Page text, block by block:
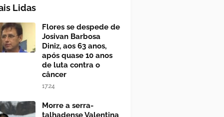
Lidas
Flores se despede de
Josivan Barbosa
Diniz, aos 63 anos,
após quase 10 anos
de luta contra o
câncer
17:24
Morre a serra-
talhadense Valentina